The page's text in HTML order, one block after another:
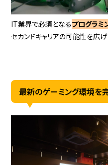
IT業界で必須となるプログラミ
セカンドキャリアの可能性を広げ
最新のゲーミング環境を